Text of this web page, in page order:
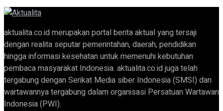
aktualita.co.id merupakan portal berita aktual yang tersaji
dengan realita seputar pemerintahan, daerah, pendidikan
hingga informasi kesehatan untuk memenuhi kebutuhan
pembaca masyarakat Indonesia. aktualita.co.id juga telah
tergabung dengan Serikat Media siber Indonesia (SMSI) dan
wartawannya tergabung dalam organisasi Persatuan Wartawan
Indonesia (PWI).